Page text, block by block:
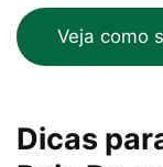
Veja como
Dicas